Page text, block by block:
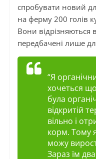
спробувати новий
на ферму 200 голів
Вони відрізняються
передбачені лише
“Я
хочеться
була
відкритій
вільно і
корм. Тому
можу
Зараз їм